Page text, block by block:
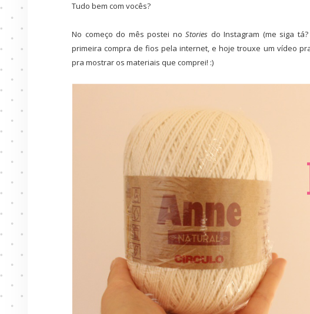
Tudo bem com vocês?
No começo do mês postei no Stories do Instagram (me siga tá?
primeira compra de fios pela internet, e hoje trouxe um vídeo
pra mostrar os materiais que comprei! :)